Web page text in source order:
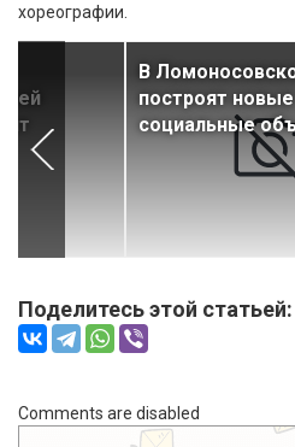
хореографии.
В
построят новые
социальные
Поделитесь этой статьей:
Comments are disabled